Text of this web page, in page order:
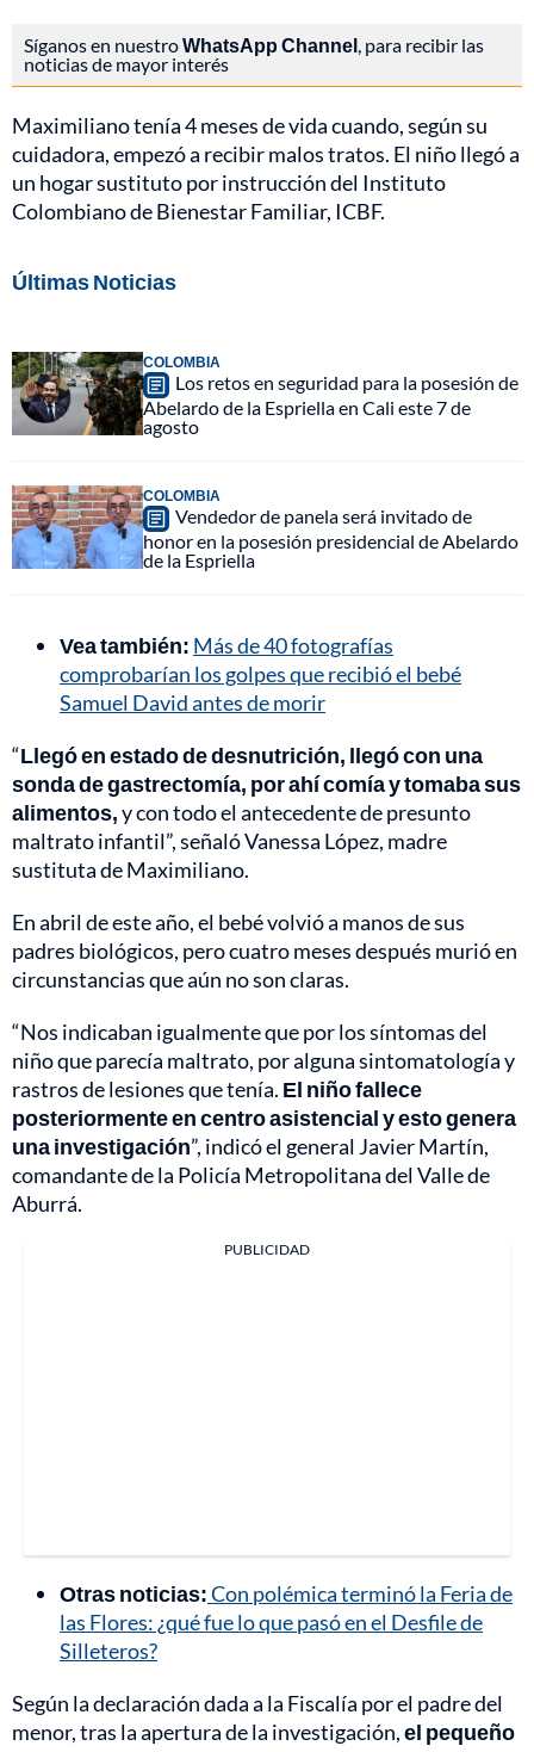
Síganos en nuestroWhatsApp Channel , para recibir las
noticias de mayor interés
Maximiliano tenía 4 meses de vida cuando, según su
cuidadora, empezó a recibir malos tratos. El niño llegó a
un hogar sustituto por instrucción del Instituto
Colombiano de Bienestar Familiar, ICBF.
Últimas Noticias
COLOMBIA
Los retos en seguridad para la posesión de
Abelardo de la Espriella en Cali este 7 de
agosto
COLOMBIA
Vendedor de panela será invitado de
honor en la posesión presidencial de Abelardo
de la Espriella
Vea también: Más de 40 fotografías
comprobarían los golpes que recibió el bebé
Samuel David antes de morir
“Llegó en estado de desnutrición, llegó con una
sonda de gastrectomía, por ahí comía y tomaba sus
alimentos,y con todo el antecedente de presunto
maltrato infantil”, señaló Vanessa López, madre
sustituta de Maximiliano.
En abril de este año, el bebé volvió a manos de sus
padres biológicos, pero cuatro meses después murió en
circunstancias que aún no son claras.
“Nos indicaban igualmente que por los síntomas del
niño que parecía maltrato, por alguna sintomatología y
rastros de lesiones que tenía. El niño fallece
posteriormente en centro asistencial y esto genera
una investigación”, indicó el general Javier Martín,
comandante de la Policía Metropolitana del Valle de
Aburrá.
PUBLICIDAD
Otras noticias:Con polémica terminó la Feria de
las Flores: ¿qué fue lo que pasó en el Desfile de
Silleteros?
Según la declaración dada a la Fiscalía por el padre del
menor, tras la apertura de la investigación,el pequeño